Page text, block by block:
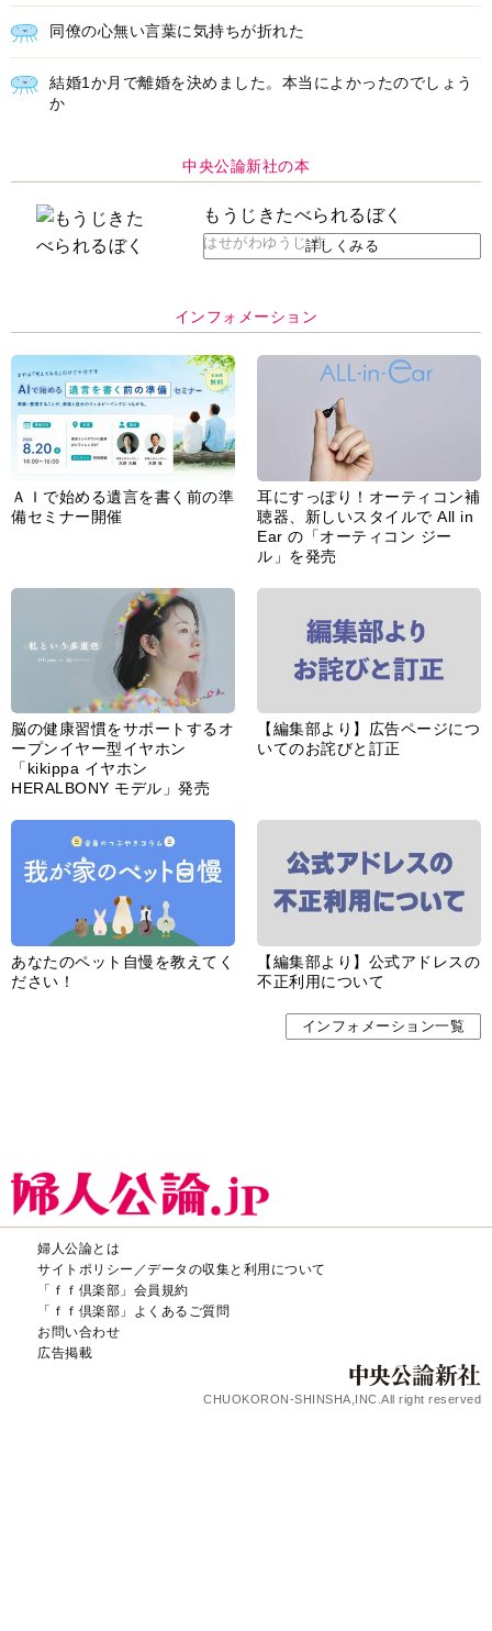
同僚の心無い言葉に気持ちが折れた
結婚1か月で離婚を決めました。本当によかったのでしょう
か
中央公論新社の本
もうじきたべられるぼく
はせがわゆうじ 作詳しくみる
インフォメーション
ＡＩで始める遺言を書く前の準
備セミナー開催
耳にすっぽり！オーティコン補
聴器、新しいスタイルで All in
Ear の「オーティコン ジー
ル」を発売
脳の健康習慣をサポートするオ
ープンイヤー型イヤホン
「kikippa イヤホン
HERALBONY モデル」発売
【編集部より】広告ページにつ
いてのお詫びと訂正
あなたのペット自慢を教えてく
ださい！
【編集部より】公式アドレスの
不正利用について
インフォメーション一覧
婦人公論とは
サイトポリシー／データの収集と利用について
「ｆｆ倶楽部」会員規約
「ｆｆ倶楽部」よくあるご質問
お問い合わせ
広告掲載
CHUOKORON-SHINSHA,INC.All right reserved